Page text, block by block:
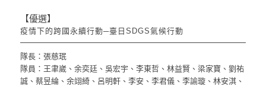
【優選】
疫情下的跨國永續行動─臺日SDGS氣候行動
隊長：張慈珉
隊員：王聿崴、余奕廷、吳宏宇、李東哲、林益賢、梁家寶、劉祐
誠、蔡昱綸、余翊綺、呂明軒、李安、李君儀、李諭璇、林安淇、